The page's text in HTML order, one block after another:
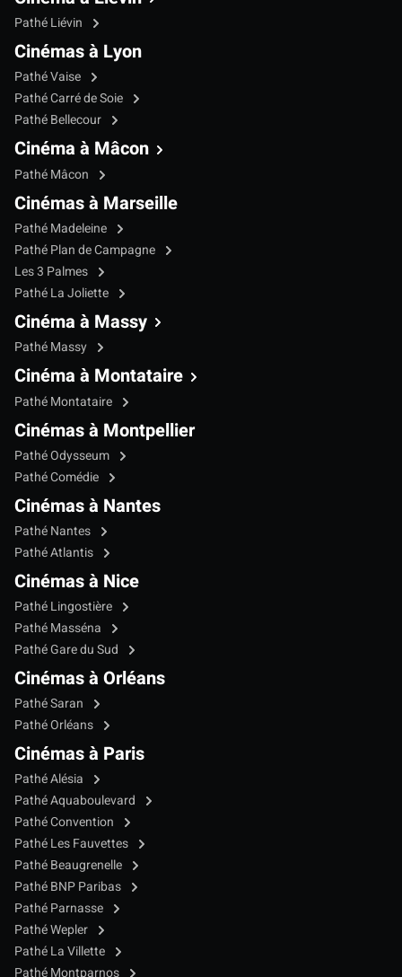
Pathé Liévin
Cinémas à Lyon
Pathé Vaise
Pathé Carré de Soie
Pathé Bellecour
Cinéma à Mâcon
Pathé Mâcon
Cinémas à Marseille
Pathé Madeleine
Pathé Plan de Campagne
Les 3 Palmes
Pathé La Joliette
Cinéma à Massy
Pathé Massy
Cinéma à Montataire
Pathé Montataire
Cinémas à Montpellier
Pathé Odysseum
Pathé Comédie
Cinémas à Nantes
Pathé Nantes
Pathé Atlantis
Cinémas à Nice
Pathé Lingostière
Pathé Masséna
Pathé Gare du Sud
Cinémas à Orléans
Pathé Saran
Pathé Orléans
Cinémas à Paris
Pathé Alésia
Pathé Aquaboulevard
Pathé Convention
Pathé Les Fauvettes
Pathé Beaugrenelle
Pathé BNP Paribas
Pathé Parnasse
Pathé Wepler
Pathé La Villette
Pathé Montparnos